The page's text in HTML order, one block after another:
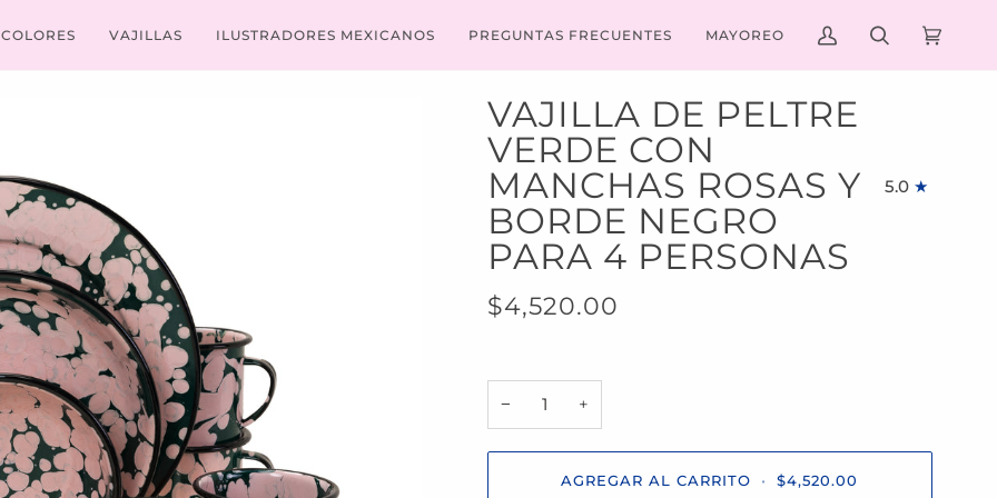
COLORES VAJILLAS ILUSTRADORES MEXICANOS PREGUNTAS FRECUENTES MAYOREO
MI
CUENTA
BUSCAR
VAJILLA DE PELTRE
VERDE CON
MANCHAS ROSAS Y
BORDE NEGRO
PARA 4 PERSONAS
5.0
$4,520.00
− +
AGREGAR AL CARRITO • $4,520.00